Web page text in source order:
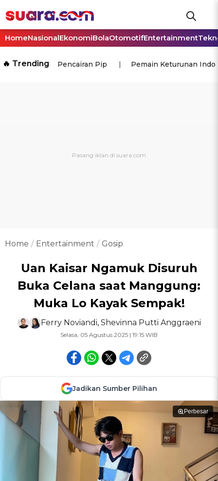
HomeNasionalEkonomiBolaOtomotifEntertainment
🔥 Trending Pencairan Pip Pemain Keturunan
Home Entertainment Gosip
Uan Kaisar Ngamuk Disuruh
Buka Celana saat Manggung:
Muka Lo Kayak Sempak!
Ferry Noviandi, Shevinna Putti Anggraeni
Selasa, 05 Agustus 2025 | 19:15 WIB
Jadikan Sumber Pilihan
Perbesar